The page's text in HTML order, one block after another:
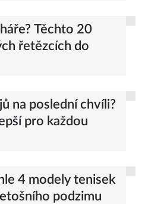
Těchto 20
řetězcích do
na poslední chvíli?
pro každou
4 modely tenisek
podzimu